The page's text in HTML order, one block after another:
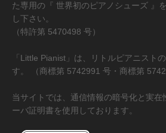
た専用の『 世界初のピアノシューズ 』
し下さい。
（特許第 5470498 号）
「Little Pianist」は、リトルピアニスト
す。 （商標第 5742991 号・商標第
当サイトでは、通信情報の暗号化と実在
ーバ証明書を使用しております。